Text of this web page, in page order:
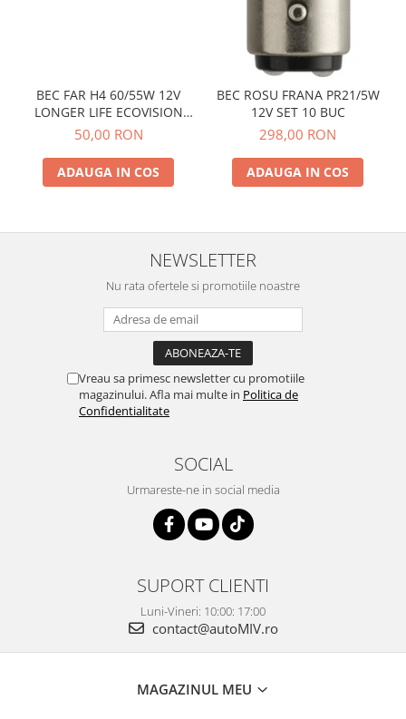
BEC FAR H4 60/55W 12V
LONGER LIFE ECOVISION
PHILIPS
50,00 RON
ADAUGA IN COS
BEC ROSU FRANA PR21/5W
12V SET 10 BUC
298,00 RON
ADAUGA IN COS
NEWSLETTER
Nu rata ofertele si promotiile noastre
Vreau sa primesc newsletter cu promotiile
magazinului. Afla mai multe in Politica de
Confidentialitate
SOCIAL
Urmareste-ne in social media
SUPORT CLIENTI
Luni-Vineri: 10:00: 17:00
contact@autoMIV.ro
MAGAZINUL MEU